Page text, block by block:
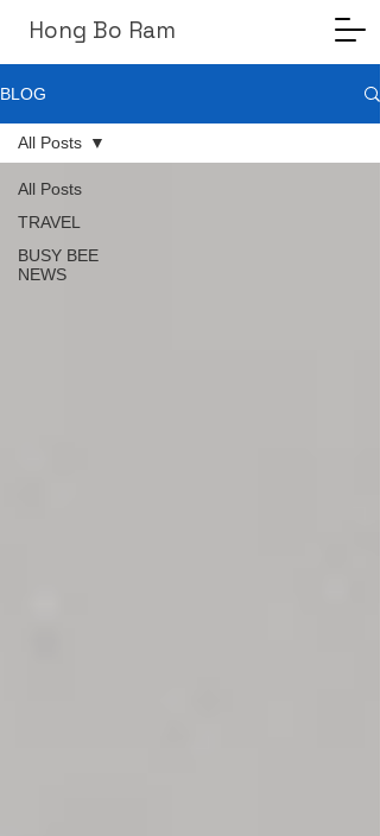
Hong Bo Ram
BLOG
All Posts
TRAVEL
BUSY BEE
NEWS
All Posts